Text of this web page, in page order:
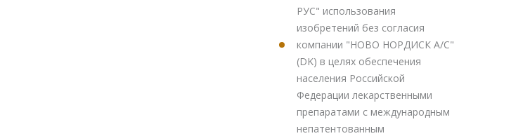
РУС" использования
изобретений без согласия
компании "НОВО НОРДИСК А/С"
(DK) в целях обеспечения
населения Российской
Федерации лекарственными
препаратами с международным
непатентованным